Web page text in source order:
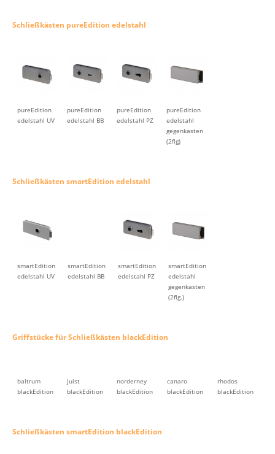
Schließkästen pureEdition edelstahl
pureEdition
edelstahl UV
pureEdition
edelstahl BB
pureEdition
edelstahl PZ
pureEdition
edelstahl
gegenkasten
(2flg)
Schließkästen smartEdition edelstahl
smartEdition
edelstahl UV
smartEdition
edelstahl BB
smartEdition
edelstahl PZ
smartEdition
edelstahl
gegenkasten
(2flg.)
Griffstücke für Schließkästen blackEdition
baltrum
blackEdition
juist
blackEdition
norderney
blackEdition
canaro
blackEdition
rhodos
blackEdition
Schließkästen smartEdition blackEdition